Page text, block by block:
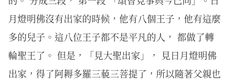
月燈明佛沒有出家的時候，他有八個王子，他有這麼
多的兒子。這八位王子都不是平凡的人， 都做了轉
輪聖王了。 但是，「見大聖出家」， 見日月燈明佛
出家，得了阿耨多羅三藐三菩提了，所以隨著父親也